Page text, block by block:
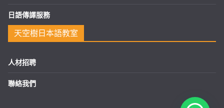
日語傳譯服務
天空樹日本語教室
人材招聘
聯絡我們